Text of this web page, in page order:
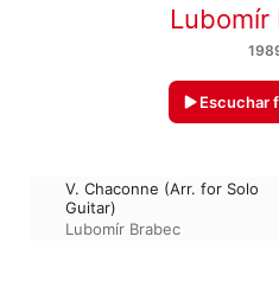
Lubomír
Escuchar
V. Chaconne (Arr. for Solo
Guitar)
Lubomír Brabec